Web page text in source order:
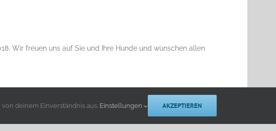
03.06.2018
Wir freuen uns auf Sie und Ihre Hunde und wünschen allen
deinem Einverständnis aus. Einstellungen AKZEPTIEREN